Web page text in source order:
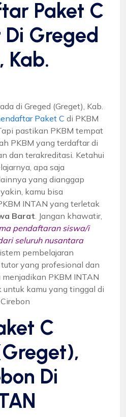
Paket C
Greged
Kab.
di Greged (Greget), Kab.
Paket C di PKBM
pastikan PKBM tempat
PKBM yang terdaftar di
dan terakreditasi. Ketahui
apa saja
yang dianggap
kamu bisa
INTAN yang terletak
Barat . Jangan khawatir,
pendaftaran siswa/i
seluruh nusantara
pembelajaran
yang profesional dan
PKBM INTAN
kamu yang tinggal di
C
Di